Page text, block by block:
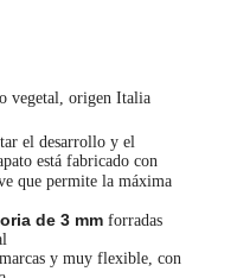
vegetal, origen Italia
el desarrollo y el
está fabricado con
que permite la máxima
de 3 mm forradas
y muy flexible, con